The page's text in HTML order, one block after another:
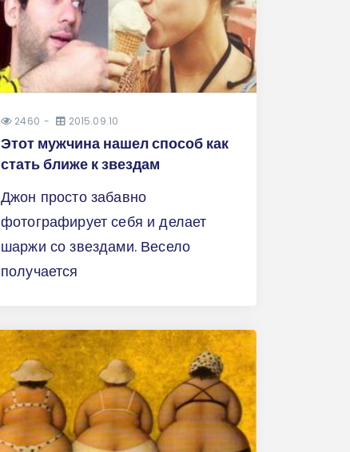
2460 2015.09.10
Этот мужчина нашел способ как
стать ближе к звездам
Джон просто забавно
фотографирует себя и делает
шаржи со звездами. Весело
получается